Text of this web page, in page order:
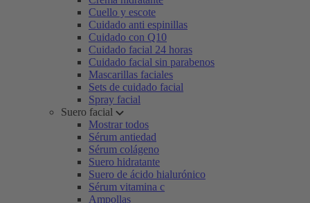
Cuello y escote
Cuidado anti espinillas
Cuidado con Q10
Cuidado facial 24 horas
Cuidado facial sin parabenos
Mascarillas faciales
Sets de cuidado facial
Spray facial
Suero facial
Mostrar todos
Sérum antiedad
Sérum colágeno
Suero hidratante
Suero de ácido hialurónico
Sérum vitamina c
Ampollas